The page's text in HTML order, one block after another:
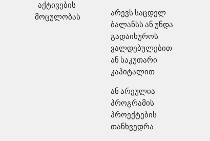
აქტივების
მოცულობას
არევს საცდელ
ბალანსს ან უნდა
გადაიხუროს
ვალდებულებით
ან საკუთარი
კაპიტალით
ან არეულია
პროგრამის
პროექტების
თანხვედრა